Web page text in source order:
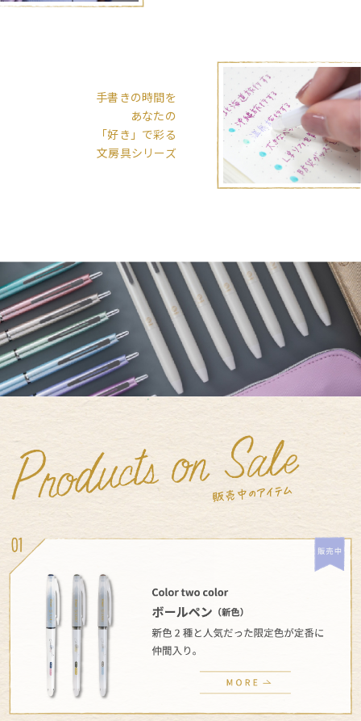
手書きの時間を
あなたの
「好き」で彩る
文房具シリーズ